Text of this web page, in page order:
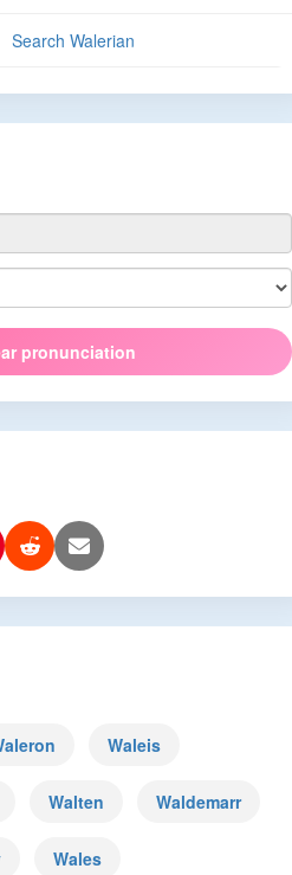
Search Walerian
pronunciation
Waleis
Walten Waldemarr
Wales